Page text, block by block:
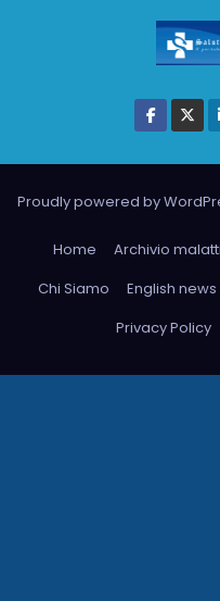
Proudly powered by
Home Archivio
Chi Siamo
English news
Privacy Policy